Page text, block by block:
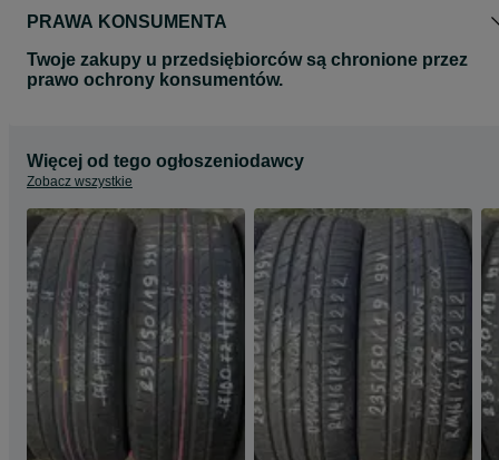
PRAWA KONSUMENTA
Twoje zakupy u przedsiębiorców są chronione przez
prawo ochrony konsumentów.
Więcej od tego ogłoszeniodawcy
Zobacz wszystkie